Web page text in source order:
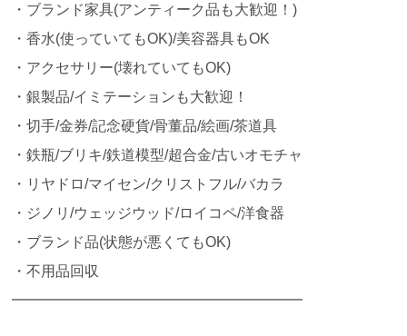
・ブランド家具(アンティーク品も大歓迎！)
・香水(使っていてもOK)/美容器具もOK
・アクセサリー(壊れていてもOK)
・銀製品/イミテーションも大歓迎！
・切手/金券/記念硬貨/骨董品/絵画/茶道具
・鉄瓶/ブリキ/鉄道模型/超合金/古いオモチャ
・リヤドロ/マイセン/クリストフル/バカラ
・ジノリ/ウェッジウッド/ロイコペ/洋食器
・ブランド品(状態が悪くてもOK)
・不用品回収
━━━━━━━━━━━━━━━━━━━━